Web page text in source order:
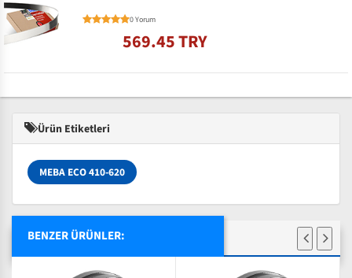
0 Yorum
569.45 TRY
Ürün Etiketleri
MEBA ECO 410-620
BENZER ÜRÜNLER: